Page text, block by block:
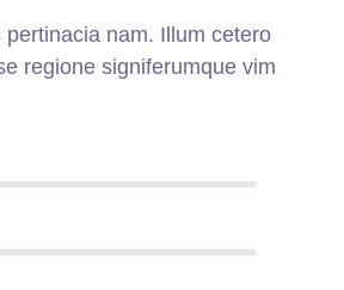
pertinacia nam. Illum cetero
regione signiferumque vim